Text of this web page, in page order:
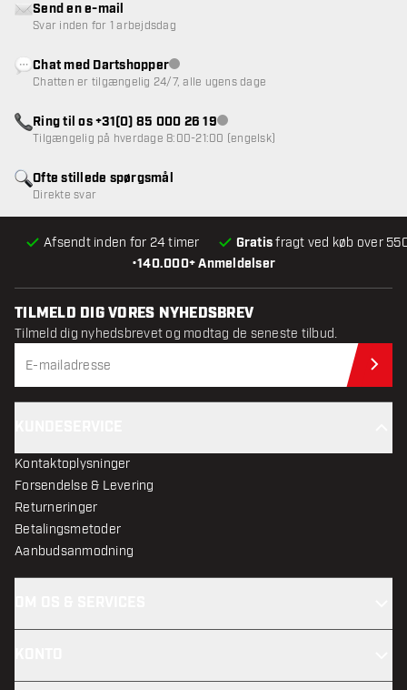
•140.000+ Anmeldelser
Afsendt inden for 24 timer Gratisfragt ved køb over
Ofte stillede spørgsmål
Direkte svar
Send en e-mail
Svar inden for 1 arbejdsdag
Chat med DartshopperKundeservice ikke tilgængelig
Chatten er tilgængelig 24/7, alle ugens dage
Ring til os +31(0) 85 000 26 19Kundeservice ikke tilgængelig
Tilgængelig på hverdage 8:00-21:00 (engelsk)
TILMELD DIG VORES NYHEDSBREV
Tilmeld dig nyhedsbrevet og modtag de seneste tilbud.
Kontaktoplysninger
Forsendelse & Levering
Returneringer
Betalingsmetoder
Aanbudsanmodning